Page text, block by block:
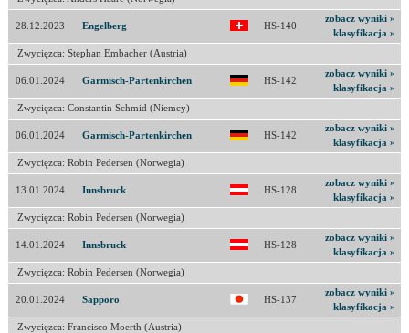
28.12.2023 Engelberg HS-140
zobacz wyniki »
klasyfikacja »
Zwycięzca: Stephan Embacher (Austria)
06.01.2024 Garmisch-Partenkirchen HS-142
zobacz wyniki »
klasyfikacja »
Zwycięzca: Constantin Schmid (Niemcy)
06.01.2024 Garmisch-Partenkirchen HS-142
zobacz wyniki »
klasyfikacja »
Zwycięzca: Robin Pedersen (Norwegia)
13.01.2024 Innsbruck HS-128
zobacz wyniki »
klasyfikacja »
Zwycięzca: Robin Pedersen (Norwegia)
14.01.2024 Innsbruck HS-128
zobacz wyniki »
klasyfikacja »
Zwycięzca: Robin Pedersen (Norwegia)
20.01.2024 Sapporo HS-137
zobacz wyniki »
klasyfikacja »
Zwycięzca: Francisco Moerth (Austria)